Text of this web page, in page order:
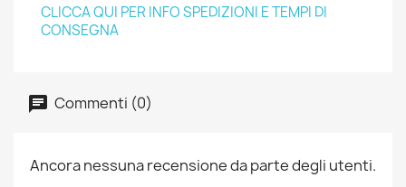
CLICCA QUI PER INFO SPEDIZIONI E TEMPI DI
CONSEGNA
Commenti (0)
Ancora nessuna recensione da parte degli utenti.